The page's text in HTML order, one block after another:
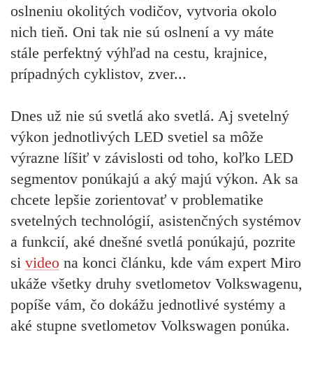
oslneniu okolitých vodičov, vytvoria okolo
nich tieň. Oni tak nie sú oslnení a vy máte
stále perfektný výhľad na cestu, krajnice,
prípadných cyklistov, zver...
Dnes už nie sú svetlá ako svetlá. Aj svetelný
výkon jednotlivých LED svetiel sa môže
výrazne líšiť v závislosti od toho, koľko LED
segmentov ponúkajú a aký majú výkon. Ak sa
chcete lepšie zorientovať v problematike
svetelných technológií, asistenčných systémov
a funkcií, aké dnešné svetlá ponúkajú, pozrite
si video na konci článku, kde vám expert Miro
ukáže všetky druhy svetlometov Volkswagenu,
popíše vám, čo dokážu jednotlivé systémy a
aké stupne svetlometov Volkswagen ponúka.